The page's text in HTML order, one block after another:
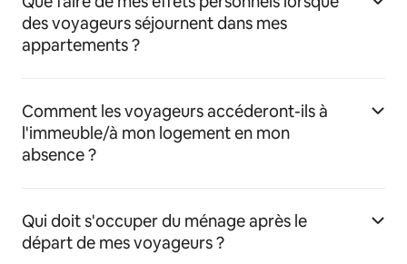
des voyageurs séjournent dans mes
appartements ?
Comment les voyageurs accéderont-ils à
l'immeuble/à mon logement en mon
absence ?
Qui doit s'occuper du ménage après le
départ de mes voyageurs ?